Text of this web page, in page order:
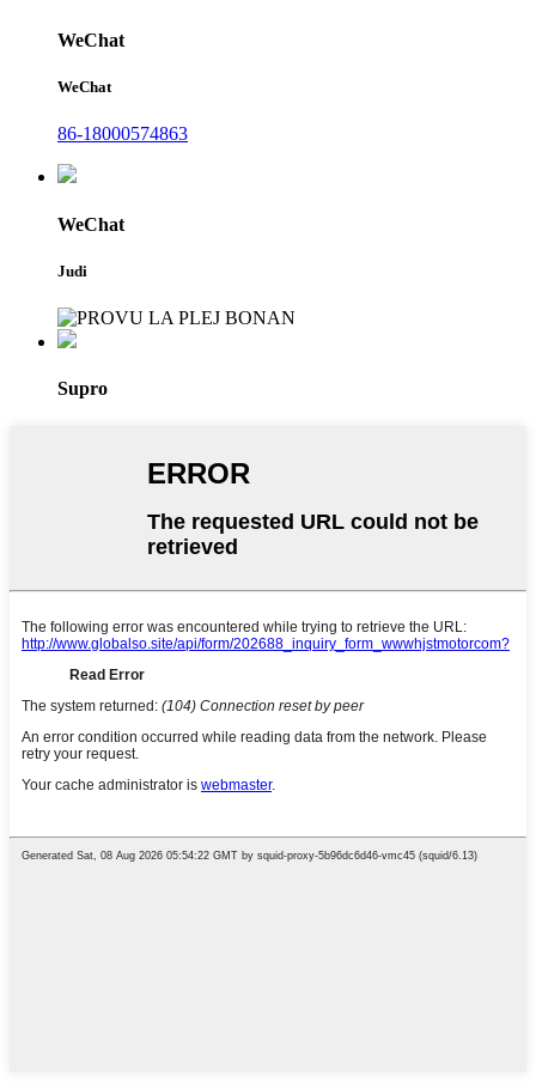
WeChat
WeChat
86-18000574863
WeChat
Judi
Supro